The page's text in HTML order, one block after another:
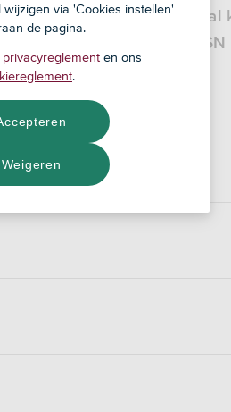
alleen aanvragen als je al
van ASN Mobiel- of
advies?
via 'Cookies instellen'
de pagina.
privacyreglement en ons
.
Weigeren